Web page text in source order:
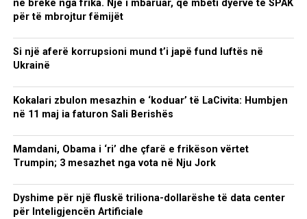
në brekë nga frika. Një i mbaruar, që mbeti dyerve të SPAK
për të mbrojtur fëmijët
Si një aferë korrupsioni mund t’i japë fund luftës në
Ukrainë
Kokalari zbulon mesazhin e ‘koduar’ të LaCivita: Humbjen
në 11 maj ia faturon Sali Berishës
Mamdani, Obama i ‘ri’ dhe çfarë e frikëson vërtet
Trumpin; 3 mesazhet nga vota në Nju Jork
Dyshime për një fluskë triliona-dollarëshe të data center
për Inteligjencën Artificiale